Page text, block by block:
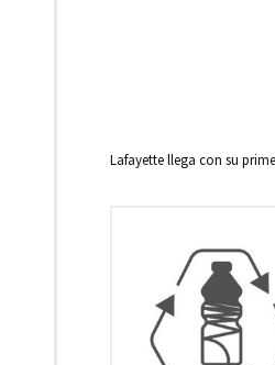
Lafayette llega con su